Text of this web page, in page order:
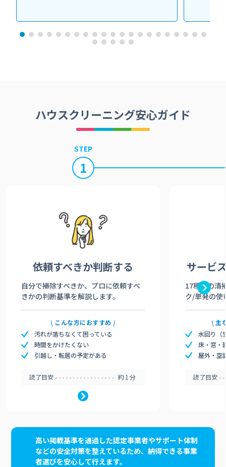
ハウスクリーニング安心ガイド
STEP
1
依頼すべきか判断する
自分で掃除すべきか、プロに依頼すべ
きかの判断基準を解説します。
こんな方におすすめ
汚れが落ちなくて困っている
時間をかけたくない
引越し・転居の予定がある
読了目安 約1分
サービ
17種類の清
ク/単発の使
主
水回り（
床・窓・
屋外・空
読了目安
高い掲載基準を通過した認定事業者やサポート体制
などの安全対策を整えているため、納得できる事業
者選びを安心して行えます。